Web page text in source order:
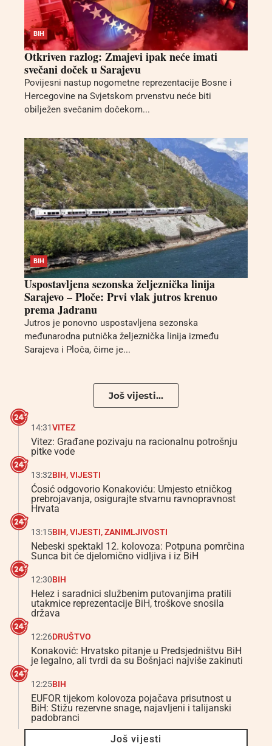
BIH
Otkriven razlog: Zmajevi ipak neće imati
svečani doček u Sarajevu
Povijesni nastup nogometne reprezentacije Bosne i
Hercegovine na Svjetskom prvenstvu neće biti
obilježen svečanim dočekom...
BIH
Uspostavljena sezonska željeznička linija
Sarajevo – Ploče: Prvi vlak jutros krenuo
prema Jadranu
Jutros je ponovno uspostavljena sezonska
međunarodna putnička željeznička linija između
Sarajeva i Ploča, čime je...
Još vijesti...
14:31VITEZ
Vitez: Građane pozivaju na racionalnu potrošnju
pitke vode
13:32BIH,VIJESTI
Ćosić odgovorio Konakoviću: Umjesto etničkog
prebrojavanja, osigurajte stvarnu ravnopravnost
Hrvata
13:15BIH,VIJESTI,ZANIMLJIVOSTI
Nebeski spektakl 12. kolovoza: Potpuna pomrčina
Sunca bit će djelomično vidljiva i iz BiH
12:30BIH
Helez i saradnici službenim putovanjima pratili
utakmice reprezentacije BiH, troškove snosila
država
12:26DRUŠTVO
Konaković: Hrvatsko pitanje u Predsjedništvu BiH
je legalno, ali tvrdi da su Bošnjaci najviše zakinuti
12:25BIH
EUFOR tijekom kolovoza pojačava prisutnost u
BiH: Stižu rezervne snage, najavljeni i talijanski
padobranci
Još vijesti